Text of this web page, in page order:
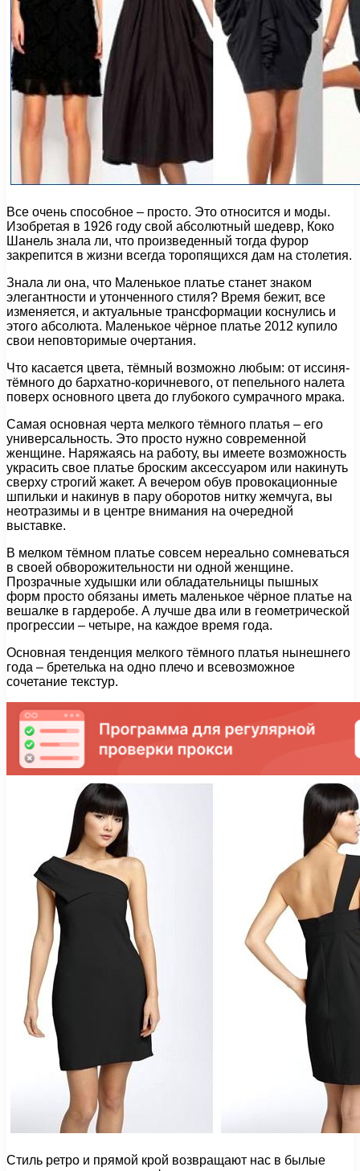
Все очень способное – просто. Это относится и моды.
Изобретая в 1926 году свой абсолютный шедевр, Коко
Шанель знала ли, что произведенный тогда фурор
закрепится в жизни всегда торопящихся дам на столетия.
Знала ли она, что Маленькое платье станет знаком
элегантности и утонченного стиля? Время бежит, все
изменяется, и актуальные трансформации коснулись и
этого абсолюта. Маленькое чёрное платье 2012 купило
свои неповторимые очертания.
Что касается цвета, тёмный возможно любым: от иссиня-
тёмного до бархатно-коричневого, от пепельного налета
поверх основного цвета до глубокого сумрачного мрака.
Самая основная черта мелкого тёмного платья – его
универсальность. Это просто нужно современной
женщине. Наряжаясь на работу, вы имеете возможность
украсить свое платье броским аксессуаром или накинуть
сверху строгий жакет. А вечером обув провокационные
шпильки и накинув в пару оборотов нитку жемчуга, вы
неотразимы и в центре внимания на очередной
выставке.
В мелком тёмном платье совсем нереально сомневаться
в своей обворожительности ни одной женщине.
Прозрачные худышки или обладательницы пышных
форм просто обязаны иметь маленькое чёрное платье на
вешалке в гардеробе. А лучше два или в геометрической
прогрессии – четыре, на каждое время года.
Основная тенденция мелкого тёмного платья нынешнего
года – бретелька на одно плечо и всевозможное
сочетание текстур.
Стиль ретро и прямой крой возвращают нас в былые